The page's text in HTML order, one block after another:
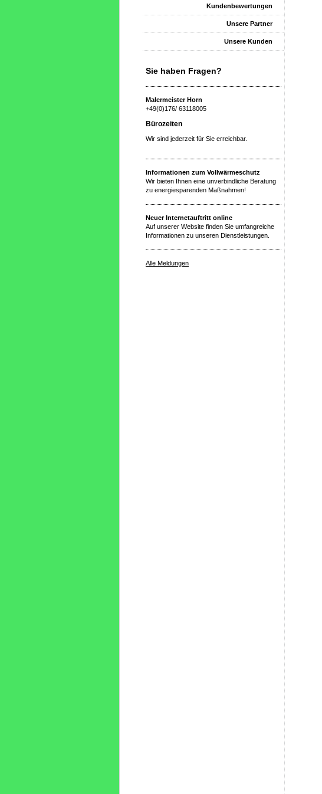
Kundenbewertungen
Unsere Partner
Unsere Kunden
Sie haben Fragen?
Malermeister Horn
+49(0)176/ 63118005
Bürozeiten
Wir sind jederzeit für Sie erreichbar.
Informationen zum Vollwärmeschutz
Wir bieten Ihnen eine unverbindliche Beratung
zu energiesparenden Maßnahmen!
Neuer Internetauftritt online
Auf unserer Website finden Sie umfangreiche
Informationen zu unseren Dienstleistungen.
Alle Meldungen